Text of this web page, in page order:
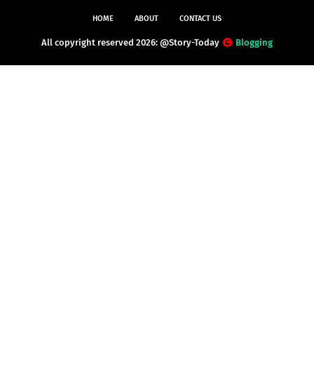
HOME ABOUT CONTACT US
All copyright reserved 2026: @Story-Today Blogging